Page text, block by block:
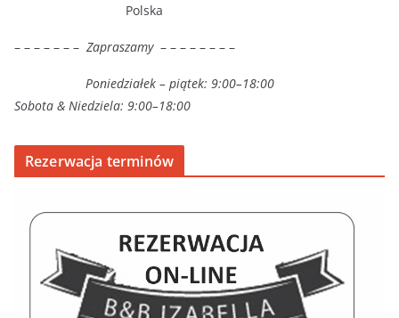
Polska
– – – – – – – Zapraszamy – – – – – – – –
Poniedziałek – piątek: 9:00–18:00
Sobota & Niedziela: 9:00–18:00
Rezerwacja terminów